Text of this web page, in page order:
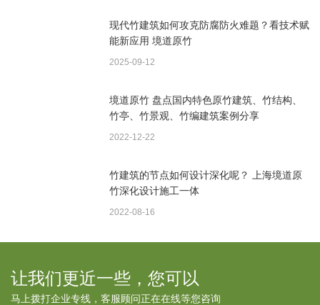
现代竹建筑如何攻克防腐防火难题？看技术赋
能新应用 境道原竹
2025-09-12
境道原竹 盘点国内特色原竹建筑、竹结构、
竹亭、竹景观、竹编建筑案例分享
2022-12-22
竹建筑的节点如何设计深化呢？ 上海境道原
竹深化设计施工一体
2022-08-16
让我们更近一些，您可以
马上拨打企业专线，客服顾问正在在线等您咨询